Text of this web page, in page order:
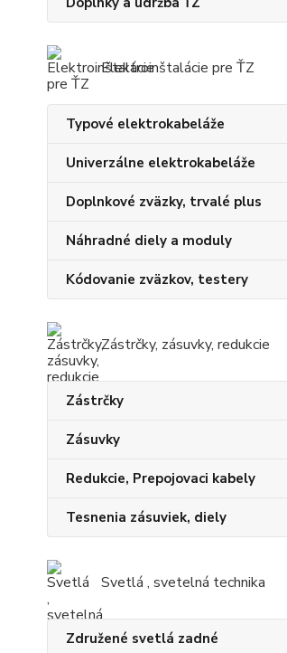
Elektroinštalácie pre ŤZ
Typové elektrokabeláže
Univerzálne elektrokabeláže
Doplnkové zväzky, trvalé plus
Náhradné diely a moduly
Kódovanie zväzkov, testery
Zástrčky, zásuvky, redukcie
Zástrčky
Zásuvky
Redukcie, Prepojovaci kabely
Tesnenia zásuviek, diely
Svetlá , svetelná technika
Združené svetlá zadné